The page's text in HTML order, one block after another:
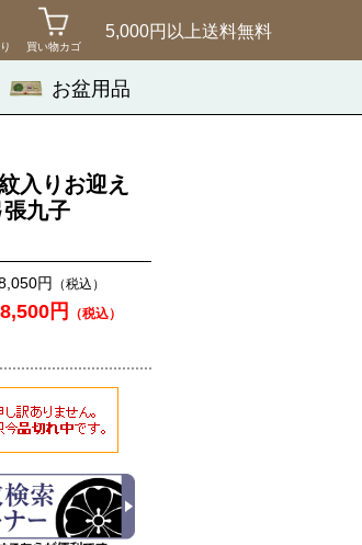
5,000円以上送料無料
買い物カゴ
お盆用品
入りお迎え
九子
円 （税込）
円 （税込）